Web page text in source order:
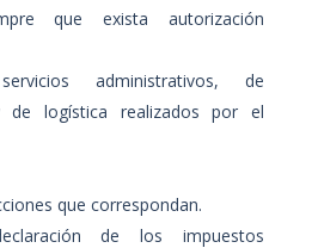
que exista autorización
administrativos, de
de logística realizados por el
que correspondan.
de los impuestos